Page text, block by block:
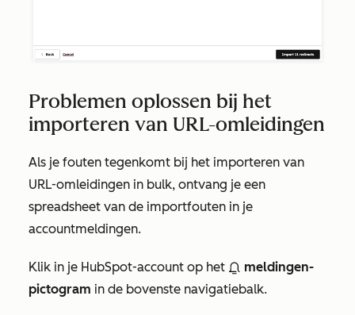
Problemen oplossen bij het
importeren van URL-omleidingen
Als je fouten tegenkomt bij het importeren van
URL-omleidingen in bulk, ontvang je een
spreadsheet van de importfouten in je
accountmeldingen.
Klik in je HubSpot-account op het
meldingen-
pictogram in de bovenste navigatiebalk.